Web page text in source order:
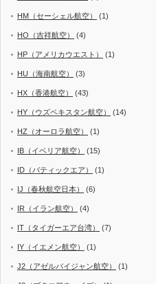
HM（セーシェル航空） (1)
HO（吉祥航空） (4)
HP（アメリカウエスト） (1)
HU（海南航空） (3)
HX（香港航空） (43)
HY（ウズベキスタン航空） (14)
HZ（オーロラ航空） (1)
IB（イベリア航空） (15)
ID（バティックエア） (1)
IJ（春秋航空日本） (6)
IR（イラン航空） (4)
IT（タイガーエア台湾） (7)
IY（イエメン航空） (1)
J2（アゼルバイジャン航空） (1)